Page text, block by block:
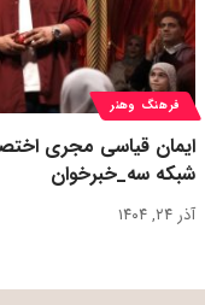
فرهنگ وهنر
ایمان قیاسی مجری
شبکه سه_خبرخوان
آذر ۲۴, ۱۴۰۴